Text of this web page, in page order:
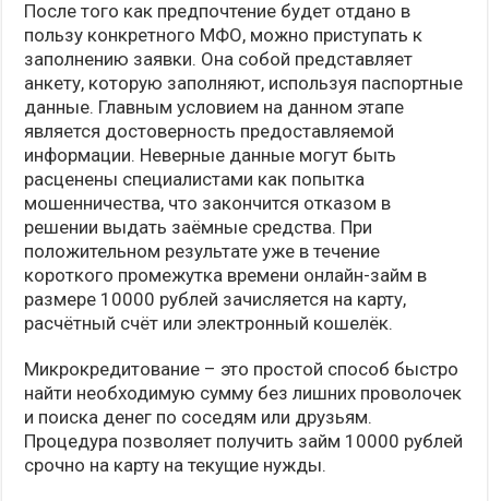
После того как предпочтение будет отдано в
пользу конкретного МФО, можно приступать к
заполнению заявки. Она собой представляет
анкету, которую заполняют, используя паспортные
данные. Главным условием на данном этапе
является достоверность предоставляемой
информации. Неверные данные могут быть
расценены специалистами как попытка
мошенничества, что закончится отказом в
решении выдать заёмные средства. При
положительном результате уже в течение
короткого промежутка времени онлайн-займ в
размере 10000 рублей зачисляется на карту,
расчётный счёт или электронный кошелёк.
Микрокредитование – это простой способ быстро
найти необходимую сумму без лишних проволочек
и поиска денег по соседям или друзьям.
Процедура позволяет получить займ 10000 рублей
срочно на карту на текущие нужды.